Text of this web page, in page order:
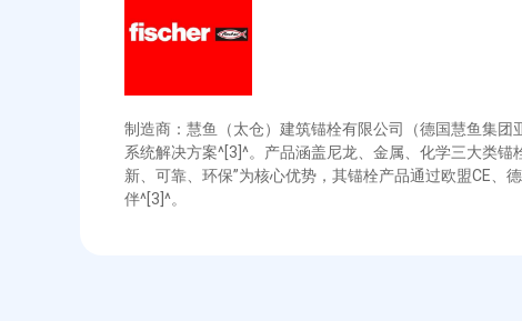
制造商：慧鱼（太仓）建筑锚栓有限公司（德国慧鱼集
系统解决方案^[3]^。产品涵盖尼龙、金属、化学三大类
新、可靠、环保”为核心优势，其锚栓产品通过欧盟CE、
伴^[3]^。